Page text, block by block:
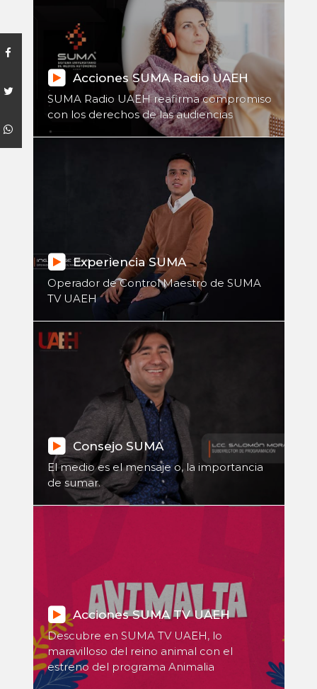
Acciones SUMA Radio UAEH
SUMA Radio UAEH reafirma compromiso
con los derechos de las audiencias
Experiencia SUMA
Operador de Control Maestro de SUMA
TV UAEH
Consejo SUMA
El medio es el mensaje o, la importancia
de sumar.
Acciones SUMA TV UAEH
Descubre en SUMA TV UAEH, lo
maravilloso del reino animal con el
estreno del programa Animalia